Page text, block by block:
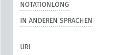
NOTATIONLONG
IN ANDEREN SPRACHEN
URI